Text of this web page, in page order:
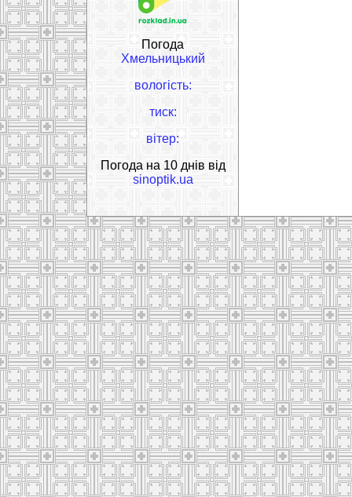
Погода
Хмельницький
вологість:
тиск:
вітер:
Погода на 10 днів від
sinoptik.ua